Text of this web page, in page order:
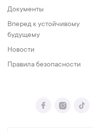
Документы
Вперед к устойчивому
будущему
Новости
Правила безопасности